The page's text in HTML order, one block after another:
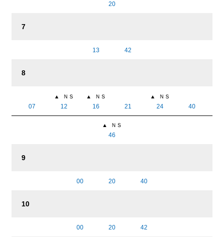
20
7
13 42
8
07
▲ ＮＳ
12
▲ ＮＳ
16 21
▲ ＮＳ
24 40
▲ ＮＳ
46
9
00 20 40
10
00 20 42